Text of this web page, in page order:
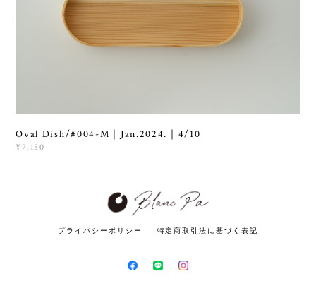
Oval Dish/#004-M｜Jan.2024.｜4/10
¥7,150
プライバシーポリシー 特定商取引法に基づく表記